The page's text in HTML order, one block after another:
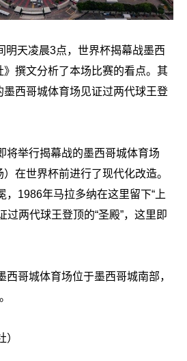
明天凌晨3点，世界杯揭幕战墨西
撰文分析了本场比赛的看点。其
墨西哥城体育场见证过两代球王登
将举行揭幕战的墨西哥城体育场
）在世界杯前进行了现代化改造。
，1986年马拉多纳在这里留下“上
过两代球王登顶的“圣殿”，这里即
西哥城体育场位于墨西哥城南部，
）